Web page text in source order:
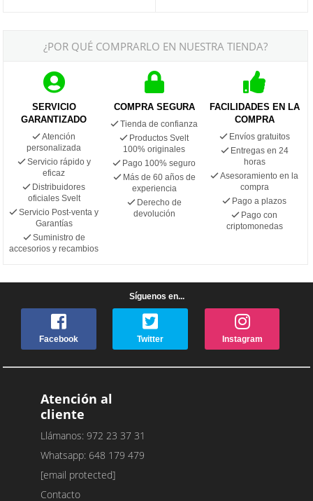
¿POR QUÉ COMPRARLO EN NUESTRA TIENDA?
SERVICIO
GARANTIZADO
Atención
personalizada
Servicio rápido y
eficaz
Distribuidores
oficiales Svelt
Servicio Post-venta y
Garantías
Suministro de
accesorios y recambios
COMPRA SEGURA
Tienda de confianza
Productos Svelt
100% originales
Pago 100% seguro
Más de 60 años de
experiencia
Derecho de
devolución
FACILIDADES EN LA
COMPRA
Envíos gratuitos
Entregas en 24
horas
Asesoramiento en la
compra
Pago a plazos
Pago con
criptomonedas
Síguenos en...
Facebook Twitter Instagram
Atención al
cliente
Llámanos: 972 23 37 31
Whatsapp: 648 179 479
[email protected]
Contacto